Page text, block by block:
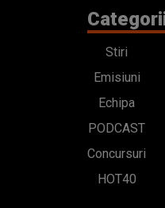
Stiri
Emisiuni
Echipa
PODCAST
Concursuri
HOT40